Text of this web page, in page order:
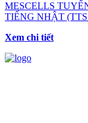
MESCELLS
TIẾNG NHẬT
Xem chi tiết